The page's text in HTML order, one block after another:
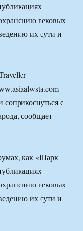
вековых
их сути и
соприкоснуться с
сообщает
как «Шарк
вековых
их сути и